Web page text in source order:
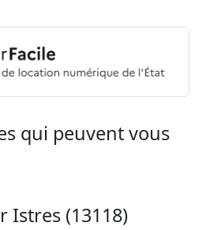
qui peuvent vous
Istres (13118)